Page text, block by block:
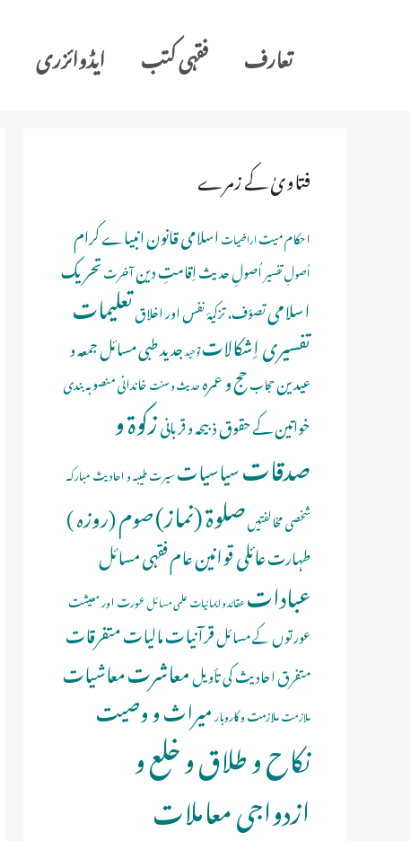
تعارف فقہی کتب ایڈوائزری
فتاویٰ کے زمرے
احکام میتاراضیاتاسلامی قانونانبیاے کرام
اُصولِ تفسیراُصولِ حدیثاِقامتِ دینآخرتتحریک
اسلامیتصوّف، تزکیۂ نفس اور اخلاقتعلیمات
تفسیری اِشکالاتتوحیدجدید طبی مسائلجمعہ و
عیدینحجابحج و عمرہحدیث و سنتخاندانی منصوبہ بندی
خواتین کے حقوقذبیحہ و قربانیزکوۃ و
صدقاتسیاسیاتسیرت طیبہ و احادیث مبارکہ
شخصی مخالفتیںصلوة (نماز)صوم (روزہ )
طہارتعائلی قوانینعام فقہی مسائل
عباداتعقائد و ایمانیاتعلمی مسائلعورت اور معیشت
عورتوں کے مسائلقرآنیاتمالیاتمتفرقات
متفرق احادیث کی تأویلمعاشرتمعاشیات
ملازمتملازمت و کاروبارمیراث و وصیت
نکاح و طلاق و خلع و
ازدواجی معاملات